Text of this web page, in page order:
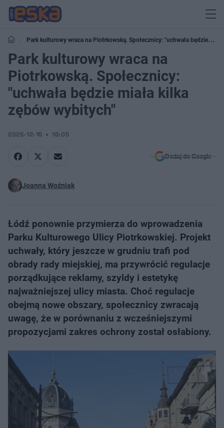
Park kulturowy wraca na Piotrkowską. Społecznicy: "uchwała będzie
miała kilka zębów wybitych"
Park kulturowy wraca na
Piotrkowską. Społecznicy:
"uchwała będzie miała kilka
zębów wybitych"
2025-12-15 15:05
Dodaj do Google
Joanna Woźniak
Łódź ponownie przymierza do wprowadzenia
Parku Kulturowego Ulicy Piotrkowskiej. Projekt
uchwały, który jeszcze w grudniu trafi pod
obrady rady miejskiej, ma przywrócić regulacje
porządkujące reklamy, szyldy i estetykę
najważniejszej ulicy miasta. Choć regulacje
obejmą nowe obszary, społecznicy zwracają
uwagę, że w porównaniu z wcześniejszymi
propozycjami zakres ochrony został osłabiony.